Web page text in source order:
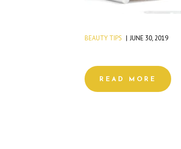
BEAUTY TIPS JUNE 30, 2019
READ MORE